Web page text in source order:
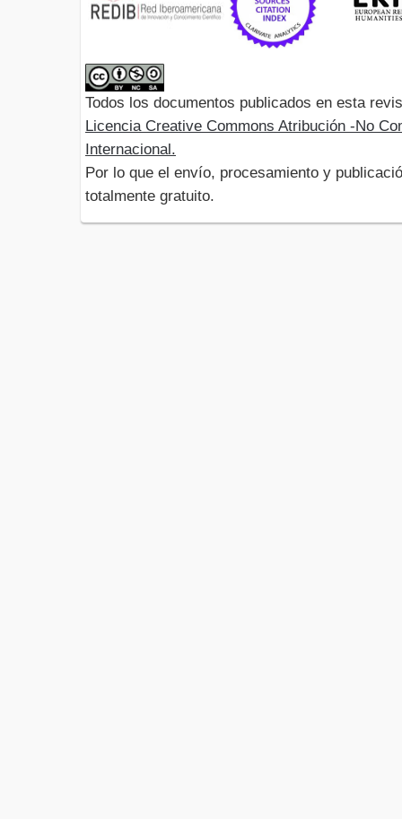
Todos los documentos publicados en esta
Licencia Creative Commons Atribución -No
Internacional.
Por lo que el envío, procesamiento y
totalmente gratuito.